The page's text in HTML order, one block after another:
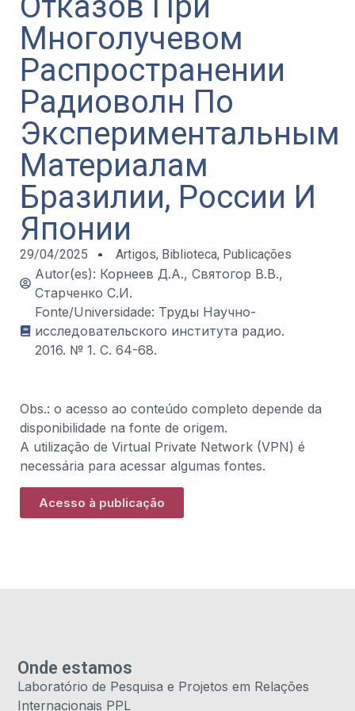
Многолучевом
Распространении
Радиоволн По
Экспериментальным
Материалам
Бразилии, России И
Японии
29/04/2025 Artigos, Biblioteca, Publicações
Autor(es): Корнеев Д.А., Святогор В.В.,
Старченко С.И.
Fonte/Universidade: Труды Научно-
исследовательского института радио.
2016. № 1. С. 64-68.
Obs.: o acesso ao conteúdo completo depende da
disponibilidade na fonte de origem.
A utilização de Virtual Private Network (VPN) é
necessária para acessar algumas fontes.
Acesso à publicação
Onde estamos
Laboratório de Pesquisa e Projetos em Relações
Internacionais PPL